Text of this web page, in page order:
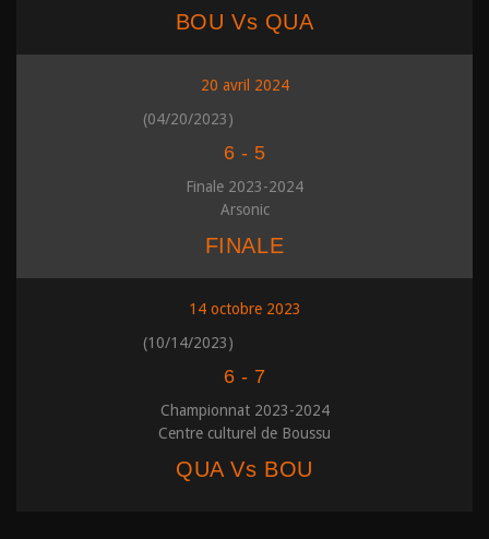
BOU Vs QUA
20 avril 2024
(04/20/2023)
6 - 5
Finale 2023-2024
Arsonic
FINALE
14 octobre 2023
(10/14/2023)
6 - 7
Championnat 2023-2024
Centre culturel de Boussu
QUA Vs BOU